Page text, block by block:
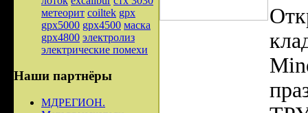
метеорит coiltek gpx
gpx5000 gpx4500 маска
gpx4800 электролиз
электрические помехи
Наши партнёры
МДРЕГИОН.